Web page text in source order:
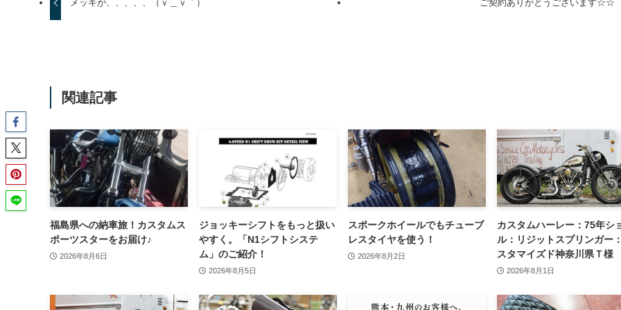
メッキが、、、、、（ｖ＿ｖ｀） ご契約ありがとうございます☆☆
関連記事
福島県への納車旅！カスタムス
ポーツスターをお届け♪
2026年8月6日
ジョッキーシフトをもっと扱い
やすく。「N1シフトシステ
ム」のご紹介！
2026年8月5日
スポークホイールでもチューブ
レスタイヤを使う！
2026年8月2日
カスタムハーレー：75年シ
ル：リジットスプリンガー
スタマイズド神奈川県Ｔ様
2026年8月1日